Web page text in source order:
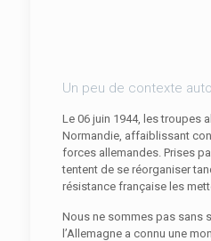
Un peu de contexte
Le 06 juin 1944, les troupes
Normandie, affaiblissant
forces allemandes. Prises
tentent de se réorganiser
résistance française les
Nous ne sommes pas sans
l’Allemagne a connu une